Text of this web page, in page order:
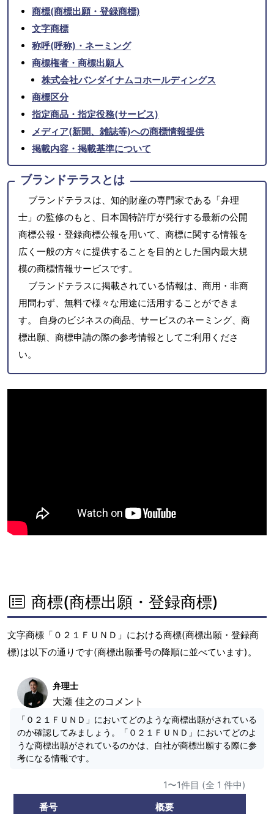
商標(商標出願・登録商標)
文字商標
称呼(呼称)・ネーミング
商標権者・商標出願人
株式会社バンダイナムコホールディングス
商標区分
指定商品・指定役務(サービス)
メディア(新聞、雑誌等)への商標情報提供
掲載内容・掲載基準について
ブランドテラスとは
ブランドテラスは、知的財産の専門家である「弁理
士」の監修のもと、日本国特許庁が発行する最新の公開
商標公報・登録商標公報を用いて、商標に関する情報を
広く一般の方々に提供することを目的とした国内最大規
模の商標情報サービスです。
ブランドテラスに掲載されている情報は、商用・非商
用問わず、無料で様々な用途に活用することができま
す。 自身のビジネスの商品、サービスのネーミング、商
標出願、商標申請の際の参考情報としてご利用くださ
い。
商標(商標出願・登録商標)
文字商標「０２１ＦＵＮＤ」における商標(商標出願・登録商
標)は以下の通りです(商標出願番号の降順に並べています)。
弁理士
大瀬 佳之のコメント
「０２１ＦＵＮＤ」においてどのような商標出願がされている
のか確認してみましょう。「０２１ＦＵＮＤ」においてどのよ
うな商標出願がされているのかは、自社が商標出願する際に参
考になる情報です。
1〜1件目 (全 1 件中)
番号
概要